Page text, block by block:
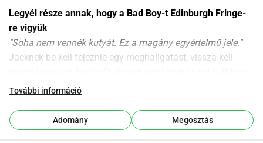
Legyél része annak, hogy a Bad Boy-t Edinburgh Fringe-
re vigyük
"Soha nem vennék kutyát. Ez a magány egyértelmű jele."
Jacknek be kell fejeznie egy meghallgatást, vissza kell
aki nem hajlandó megmozdulni. Teljesen meg van
az útjában áll.
Bad Boy egy zene által vezérelt szólóelőadás az álmok
További információ
Adomány Megosztás